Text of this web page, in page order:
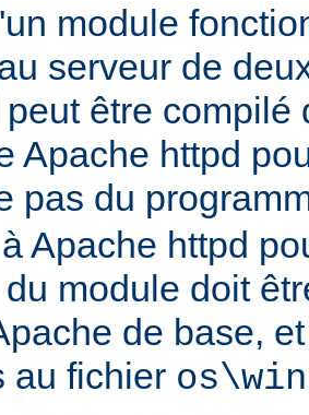
module
serveur de
être compilé
Apache httpd
pas du
Apache httpd
module doit
de base,
au fichier